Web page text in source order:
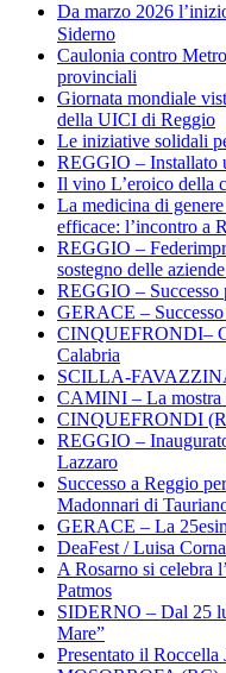
Da marzo 2026
Siderno
Caulonia contro
provinciali
Giornata mondiale
della UICI di Reggio
Le iniziative solidali
REGGIO – Installato
Il vino L’eroico della
La medicina di
efficace: l’incontro a
REGGIO –
sostegno delle
REGGIO –
GERACE –
CINQUEFRONDI–
Calabria
SCILLA-
CAMINI – La mostra
CINQUEFRONDI
REGGIO –
Lazzaro
Successo a Reggio
Madonnari di
GERACE – La
DeaFest / Luisa
A Rosarno si celebra
Patmos
SIDERNO – Dal 25
Mare”
Presentato il Roccella